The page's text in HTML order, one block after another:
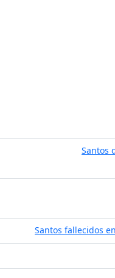
Santos
Santos fallecidos